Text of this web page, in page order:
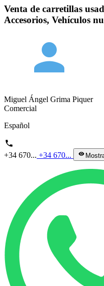
Venta de carretillas
Accesorios, Vehículos
person
Miguel Ángel Grima Piquer
Comercial
Español
phone
+34 670... +34 670... visibility